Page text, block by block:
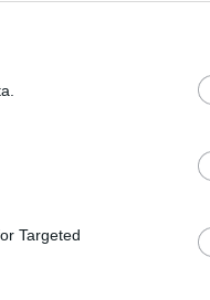
Targeted
a fost